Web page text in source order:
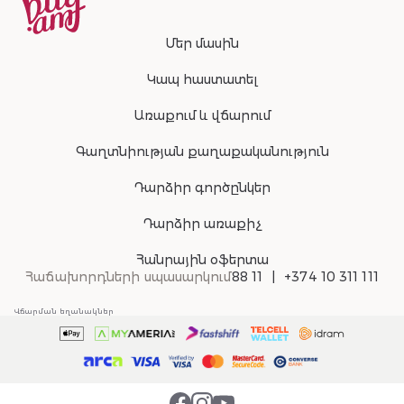
Մեր մասին
Կապ հաստատել
Առաքում և վճարում
Գաղտնիության քաղաքականություն
Դարձիր գործընկեր
Դարձիր առաքիչ
Հանրային օֆերտա
Հաճախորդների սպասարկում88 11 +374 10 311 111
Վճարման եղանակներ